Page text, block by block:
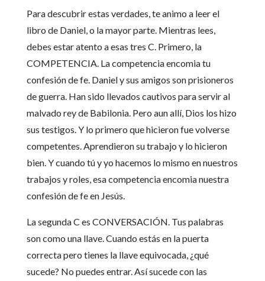
Para descubrir estas verdades, te animo a leer el
libro de Daniel, o la mayor parte. Mientras lees,
debes estar atento a esas tres C. Primero, la
COMPETENCIA. La competencia encomia tu
confesión de fe. Daniel y sus amigos son prisioneros
de guerra. Han sido llevados cautivos para servir al
malvado rey de Babilonia. Pero aun allí, Dios los hizo
sus testigos. Y lo primero que hicieron fue volverse
competentes. Aprendieron su trabajo y lo hicieron
bien. Y cuando tú y yo hacemos lo mismo en nuestros
trabajos y roles, esa competencia encomia nuestra
confesión de fe en Jesús.
La segunda C es CONVERSACIÓN. Tus palabras
son como una llave. Cuando estás en la puerta
correcta pero tienes la llave equivocada, ¿qué
sucede? No puedes entrar. Así sucede con las